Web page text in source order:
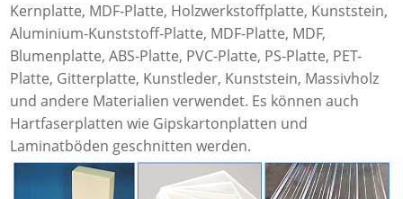
Kernplatte, MDF-Platte, Holzwerkstoffplatte, Kunststein,
Aluminium-Kunststoff-Platte, MDF-Platte, MDF,
Blumenplatte, ABS-Platte, PVC-Platte, PS-Platte, PET-
Platte, Gitterplatte, Kunstleder, Kunststein, Massivholz
und andere Materialien verwendet. Es können auch
Hartfaserplatten wie Gipskartonplatten und
Laminatböden geschnitten werden.